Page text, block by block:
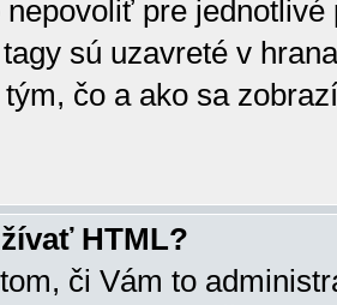
nepovoliť pre
sú uzavreté v
tým, čo a ako sa
HTML?
či Vám to